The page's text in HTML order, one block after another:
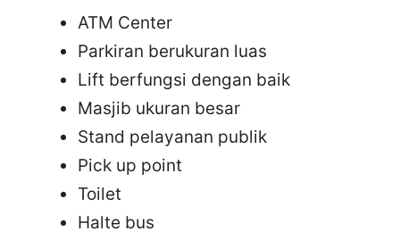
ATM Center
Parkiran berukuran luas
Lift berfungsi dengan baik
Masjib ukuran besar
Stand pelayanan publik
Pick up point
Toilet
Halte bus